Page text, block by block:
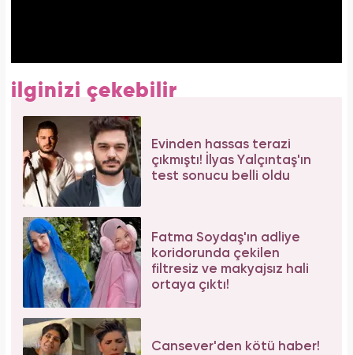
ilginizi çekebilir
Evinden hassas terazi
çıkmıştı! İlyas Yalçıntaş'ın
test sonucu belli oldu
Fatma Soydaş'ın adliye
koridorunda çekilen
filtresiz ve makyajsız hali
ortaya çıktı!
Cansever'den kötü haber!